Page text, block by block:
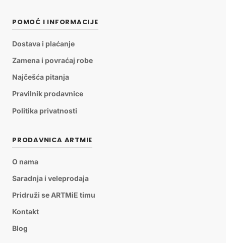
POMOĆ I INFORMACIJE
Dostava i plaćanje
Zamena i povraćaj robe
Najčešća pitanja
Pravilnik prodavnice
Politika privatnosti
PRODAVNICA ARTMIE
O nama
Saradnja i veleprodaja
Pridruži se ARTMiE timu
Kontakt
Blog